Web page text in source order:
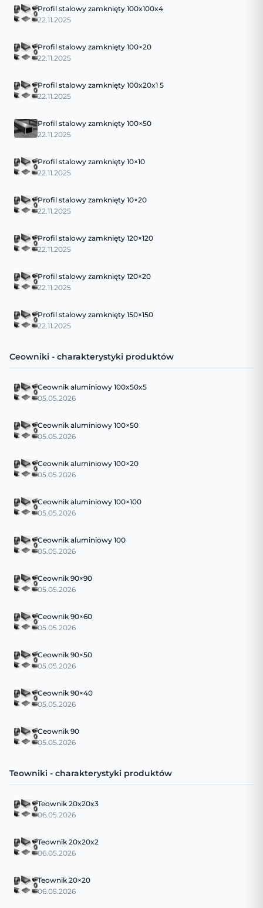
Profil stalowy zamknięty 100x100x4
22.11.2025
Profil stalowy zamknięty 100×20
22.11.2025
Profil stalowy zamknięty 100x20x1 5
22.11.2025
Profil stalowy zamknięty 100×50
22.11.2025
Profil stalowy zamknięty 10×10
22.11.2025
Profil stalowy zamknięty 10×20
22.11.2025
Profil stalowy zamknięty 120×120
22.11.2025
Profil stalowy zamknięty 120×20
22.11.2025
Profil stalowy zamknięty 150×150
22.11.2025
Ceowniki - charakterystyki produktów
Ceownik aluminiowy 100x50x5
05.05.2026
Ceownik aluminiowy 100×50
05.05.2026
Ceownik aluminiowy 100×20
05.05.2026
Ceownik aluminiowy 100×100
05.05.2026
Ceownik aluminiowy 100
05.05.2026
Ceownik 90×90
05.05.2026
Ceownik 90×60
05.05.2026
Ceownik 90×50
05.05.2026
Ceownik 90×40
05.05.2026
Ceownik 90
05.05.2026
Teowniki - charakterystyki produktów
Teownik 20x20x3
06.05.2026
Teownik 20x20x2
06.05.2026
Teownik 20×20
06.05.2026